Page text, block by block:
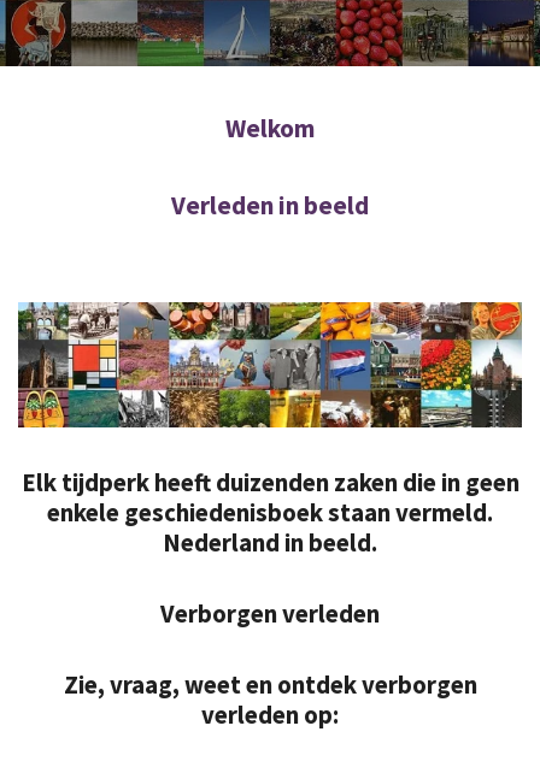
Welkom
Verleden in beeld
Elk tijdperk heeft duizenden zaken die in geen
enkele geschiedenisboek staan vermeld.
Nederland in beeld.
Verborgen verleden
Zie, vraag,weet en ontdek verborgen
verleden op: